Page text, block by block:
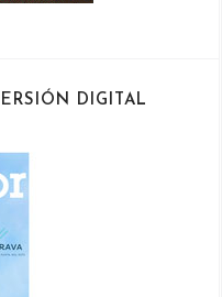
DIGITAL